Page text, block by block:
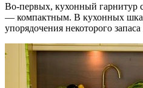
Во-первых, кухонный гарнитур
— компактным. В кухонных
упорядочения некоторого